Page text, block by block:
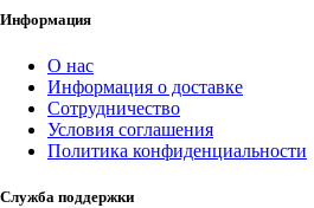
Информация
О нас
Информация о доставке
Сотрудничество
Условия соглашения
Политика конфиденциальности
Служба поддержки